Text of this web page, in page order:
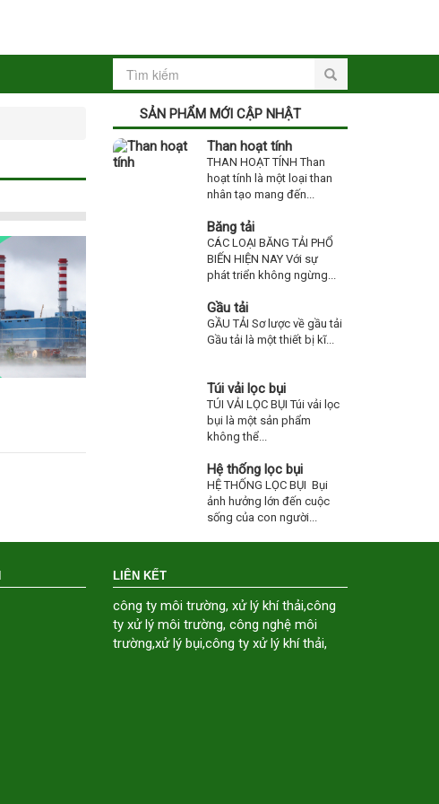
SẢN PHẨM MỚI CẬP NHẬT
Than hoạt tính
THAN HOẠT TÍNH Than
hoạt tính là một loại than
nhân tạo mang đến...
Băng tải
CÁC LOẠI BĂNG TẢI PHỔ
BIẾN HIỆN NAY Với sự
phát triển không ngừng...
Gầu tải
GẦU TẢI Sơ lược về gầu tải
Gầu tải là một thiết bị kĩ...
Túi vải lọc bụi
TÚI VẢI LỌC BỤI Túi vải lọc
bụi là một sản phẩm
không thể...
Hệ thống lọc bụi
HỆ THỐNG LỌC BỤI Bụi
ảnh hưởng lớn đến cuộc
sống của con người...
LIÊN KẾT
công ty môi trường, xử lý khí thải,công
ty xử lý môi trường, công nghệ môi
trường,xử lý bụi,công ty xử lý khí thải,